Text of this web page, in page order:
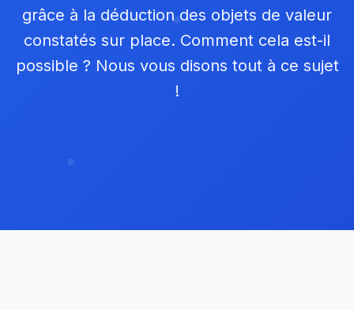
grâce à la déduction des objets de valeur
constatés sur place. Comment cela est-il
possible ? Nous vous disons tout à ce sujet
!